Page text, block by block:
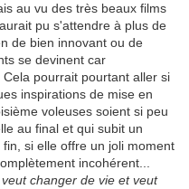
au vu des très beaux films
pu s'attendre à plus de
de bien innovant ou de
se devinent car
pourrait pourtant aller si
inspirations de mise en
voleuses soient si peu
au final et qui subit un
si elle offre un joli moment
incohérent...
changer de vie et veut